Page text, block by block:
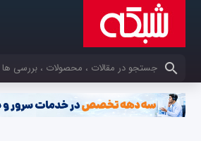
کلمات کلیدی خود را وارد کنید